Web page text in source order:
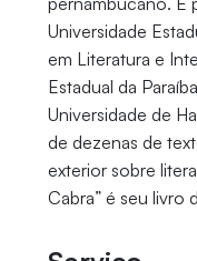
Universidade
em Literatura e
Estadual da
Universidade de
de dezenas de
exterior sobre
Cabra” é seu livro